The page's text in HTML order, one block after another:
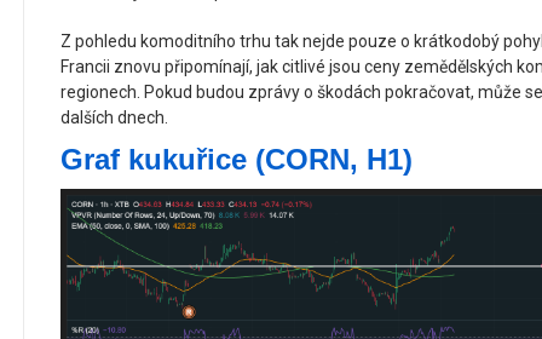
Z pohledu komoditního trhu tak nejde pouze o krátkodobý
Francii znovu připomínají, jak citlivé jsou ceny zemědělských
regionech. Pokud budou zprávy o škodách pokračovat, může
dalších dnech.
Graf kukuřice (CORN, H1)